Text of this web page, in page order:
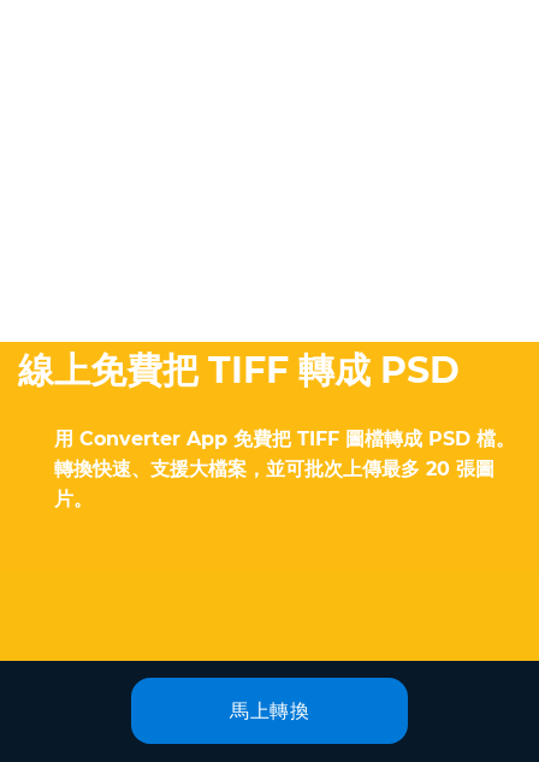
線上免費把 TIFF 轉成 PSD
用 Converter App 免費把 TIFF 圖檔轉成 PSD 檔。
轉換快速、支援大檔案，並可批次上傳最多 20 張圖
片。
馬上轉換